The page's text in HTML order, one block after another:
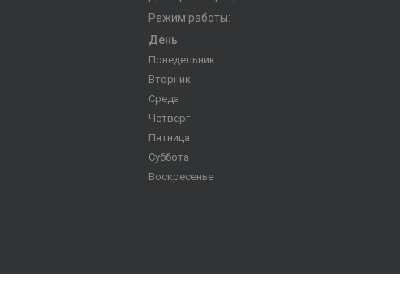
Режим работы:
День
Понедельник
Вторник
Среда
Четверг
Пятница
Суббота
Воскресенье